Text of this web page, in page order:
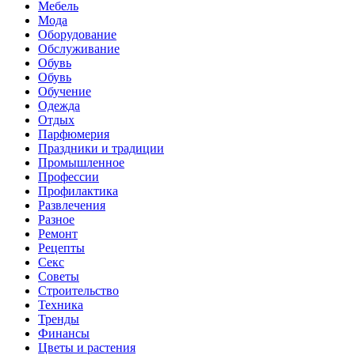
Мебель
Мода
Оборудование
Обслуживание
Обувь
Обувь
Обучение
Одежда
Отдых
Парфюмерия
Праздники и традиции
Промышленное
Профессии
Профилактика
Развлечения
Разное
Ремонт
Рецепты
Секс
Советы
Строительство
Техника
Тренды
Финансы
Цветы и растения